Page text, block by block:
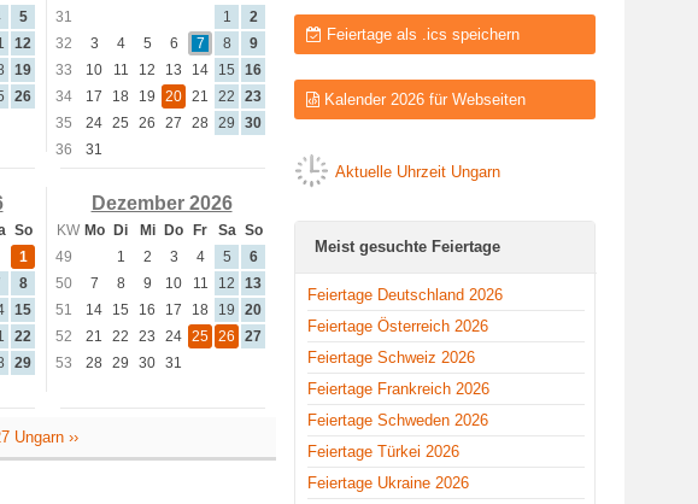
5
12
19
26
31
1
2
32
3 4 5 6 7 8
9
33
10 11 12 13 14 15
16
34
17 18 19 20 21 22
23
35
24 25 26 27 28 29
30
36
31
So
1
8
15
22
29
Dezember 2026
KW Mo Di Mi Do Fr Sa So
49
1 2 3 4 5
6
50
7 8 9 10 11 12
13
51
14 15 16 17 18 19
20
52
21 22 23 24 25 26
27
53
28 29 30 31
Ungarn ››
Feiertage als .ics speichern
Kalender 2026 für Webseiten
Aktuelle Uhrzeit Ungarn
Meist gesuchte Feiertage
Feiertage Deutschland 2026
Feiertage Österreich 2026
Feiertage Schweiz 2026
Feiertage Frankreich 2026
Feiertage Schweden 2026
Feiertage Türkei 2026
Feiertage Ukraine 2026